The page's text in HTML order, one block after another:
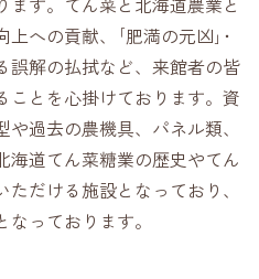
への貢献、｢肥満の元凶｣･
誤解の払拭など、来館者の皆
ことを心掛けております。資
過去の農機具、パネル類、
海道てん菜糖業の歴史やてん
だける施設となっており、
っております。